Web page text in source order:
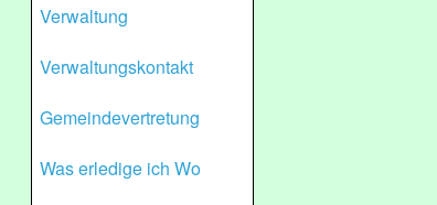
Verwaltung
Verwaltungskontakt
Gemeindevertretung
Was erledige ich Wo